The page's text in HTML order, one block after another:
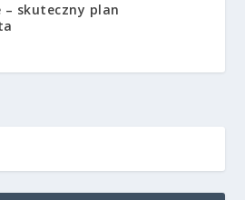
– skuteczny plan